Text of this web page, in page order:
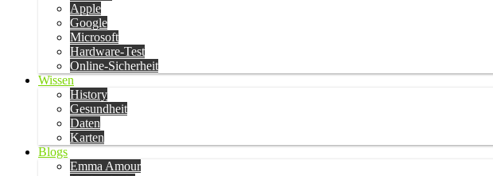
Apple
Google
Microsoft
Hardware-Test
Online-Sicherheit
Wissen
History
Gesundheit
Daten
Karten
Blogs
Emma Amour